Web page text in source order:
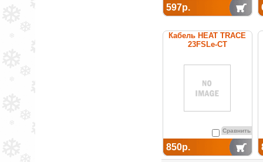
597р.
Кабель HEAT TRACE
23FSLe-CT
Сравнить
850р.